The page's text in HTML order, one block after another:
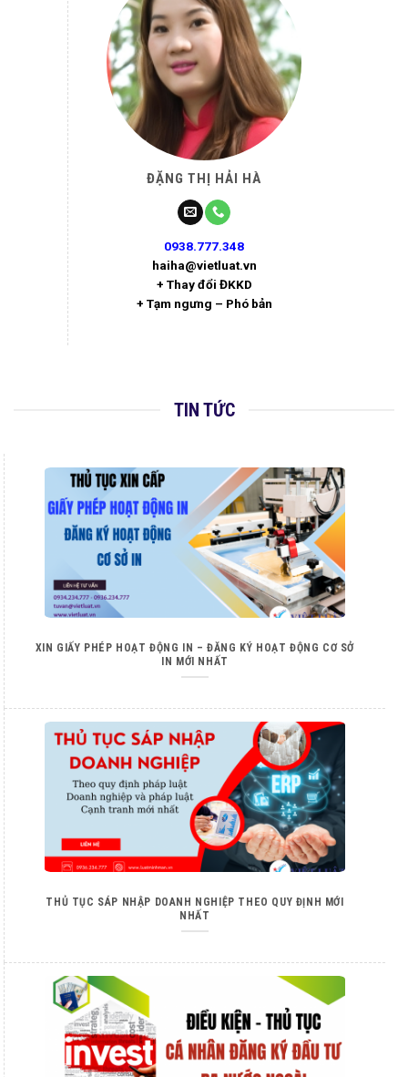
ĐẶNG THỊ HẢI HÀ
0938.777.348
haiha@vietluat.vn
+ Thay đổi ĐKKD
+ Tạm ngưng – Phó bản
TIN TỨC
XIN GIẤY PHÉP HOẠT ĐỘNG IN – ĐĂNG KÝ HOẠT ĐỘNG CƠ SỞ
IN MỚI NHẤT
THỦ TỤC SÁP NHẬP DOANH NGHIỆP THEO QUY ĐỊNH MỚI
NHẤT